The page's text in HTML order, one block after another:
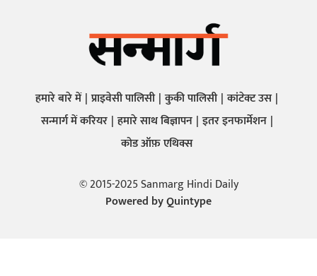
हमारे बारे में प्राइवेसी पालिसी कुकी पालिसी कांटेक्ट उस
सन्मार्ग में करियर हमारे साथ बिज्ञापन इतर इनफार्मेशन
कोड ऑफ़ एथिक्स
© 2015-2025 Sanmarg Hindi Daily
Powered byQuintype